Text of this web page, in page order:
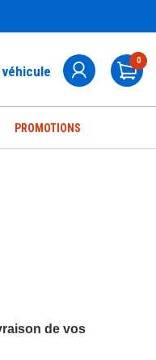
véhicule
0
PROMOTIONS
de vos